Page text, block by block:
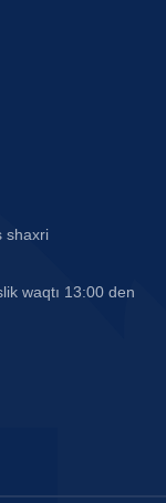
shaxri
waqtı 13:00 den